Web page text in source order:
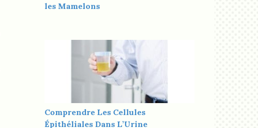
les Mamelons
Comprendre Les Cellules
Épithéliales Dans L’Urine